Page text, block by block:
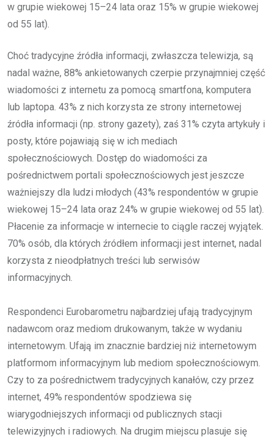
w grupie wiekowej 15–24 lata oraz 15% w grupie wiekowej
od 55 lat).
Choć tradycyjne źródła informacji, zwłaszcza telewizja, są
nadal ważne, 88% ankietowanych czerpie przynajmniej część
wiadomości z internetu za pomocą smartfona, komputera
lub laptopa. 43% z nich korzysta ze strony internetowej
źródła informacji (np. strony gazety), zaś 31% czyta artykuły i
posty, które pojawiają się w ich mediach
społecznościowych. Dostęp do wiadomości za
pośrednictwem portali społecznościowych jest jeszcze
ważniejszy dla ludzi młodych (43% respondentów w grupie
wiekowej 15–24 lata oraz 24% w grupie wiekowej od 55 lat).
Płacenie za informacje w internecie to ciągle raczej wyjątek.
70% osób, dla których źródłem informacji jest internet, nadal
korzysta z nieodpłatnych treści lub serwisów
informacyjnych.
Respondenci Eurobarometru najbardziej ufają tradycyjnym
nadawcom oraz mediom drukowanym, także w wydaniu
internetowym. Ufają im znacznie bardziej niż internetowym
platformom informacyjnym lub mediom społecznościowym.
Czy to za pośrednictwem tradycyjnych kanałów, czy przez
internet, 49% respondentów spodziewa się
wiarygodniejszych informacji od publicznych stacji
telewizyjnych i radiowych. Na drugim miejscu plasuje się